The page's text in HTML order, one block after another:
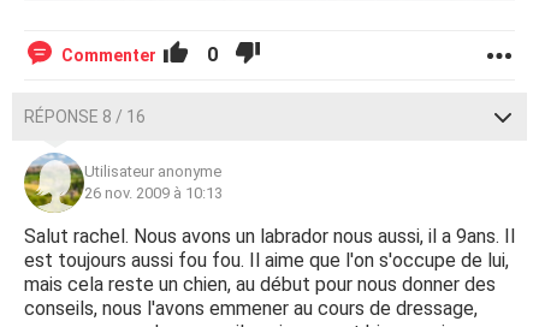
Commenter 0
RÉPONSE 8 / 16
Utilisateur anonyme
26 nov. 2009 à 10:13
Salut rachel. Nous avons un labrador nous aussi, il a 9ans. Il
est toujours aussi fou fou. Il aime que l'on s'occupe de lui,
mais cela reste un chien, au début pour nous donner des
conseils, nous l'avons emmener au cours de dressage,